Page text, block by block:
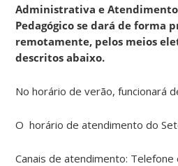
Administrativa e
Pedagógico se dará de forma
remotamente, pelos meios
descritos abaixo.
No horário de verão, funcionará
O horário de atendimento do
Canais de atendimento: Telefone